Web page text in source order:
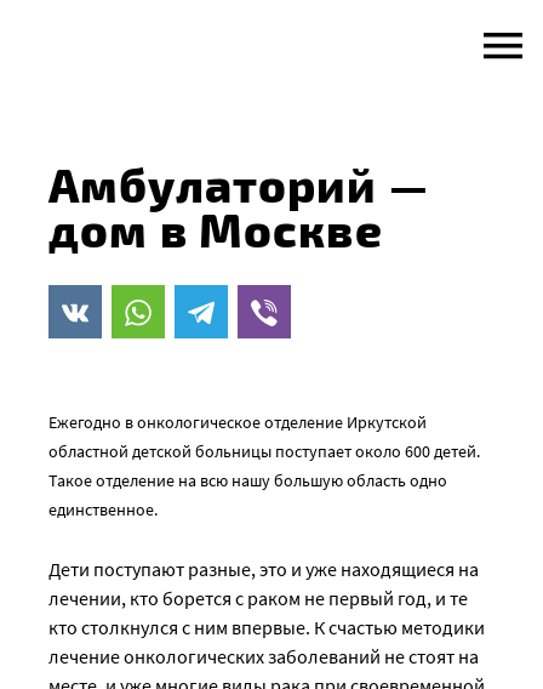
Амбулаторий —
дом в Москве
Ежегодно в онкологическое отделение Иркутской
областной детской больницы поступает около 600 детей.
Такое отделение на всю нашу большую область одно
единственное.
Дети поступают разные, это и уже находящиеся на
лечении, кто борется с раком не первый год, и те
кто столкнулся с ним впервые. К счастью методики
лечение онкологических заболеваний не стоят на